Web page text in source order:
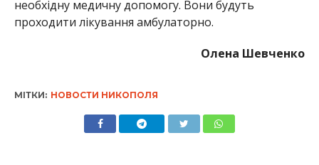
необхідну медичну допомогу. Вони будуть
проходити лікування амбулаторно.
Олена Шевченко
МІТКИ: НОВОСТИ НИКОПОЛЯ